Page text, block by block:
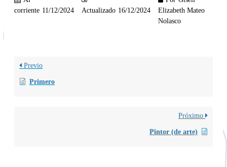
corriente 11/12/2024 Actualizado 16/12/2024
Elizabeth Mateo
Nolasco
Previo
Primero
Próximo
Pintor (de arte)